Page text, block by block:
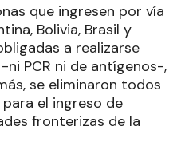
que ingresen por vía
Bolivia, Brasil y
a realizarse
PCR ni de antígenos-,
se eliminaron todos
el ingreso de
fronterizas de la